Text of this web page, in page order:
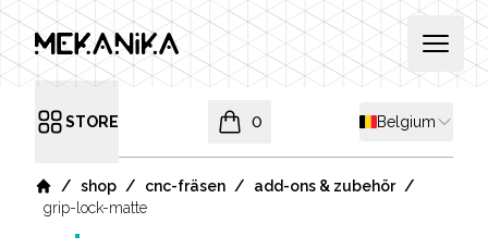
MEKANIKA Open
Open menu
STORE Shipping
Belgium
0
items in cart, view bag
Home
/ shop / cnc-fräsen / add-ons & zubehör /
grip-lock-matte